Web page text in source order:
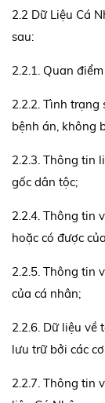
2.2 Dữ Liệu Cá
sau:
2.2.1. Quan
2.2.2. Tình
bệnh án, không
2.2.3. Thông tin
gốc dân tộc;
2.2.4. Thông tin
hoặc có được
2.2.5. Thông tin
của cá nhân;
2.2.6. Dữ liệu
lưu trữ bởi các
2.2.7. Thông tin